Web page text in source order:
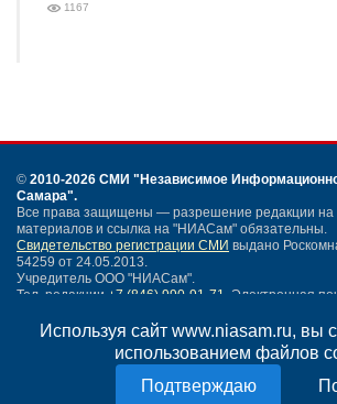
Используя сайт www.niasam.ru, вы
использованием файлов
1167
© 2010-2026 СМИ "Независимое
Самара".
Все права защищены — разрешение редакции на
материалов и ссылка на "НИАСам" обязательны.
Свидетельство регистрации СМИ выдано
54259 от 24.05.2013.
Учредитель ООО "НИАСам".
Тел. редакции +7 (846) 990-91-71. Электронная
Написать письмо
Политика конфиденциальности